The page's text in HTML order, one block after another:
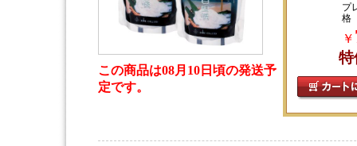
この商品は08月10日頃の発送予
定です。
プ
格
￥
特